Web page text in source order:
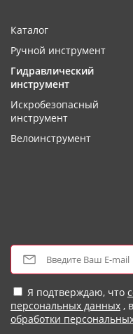
Каталог
Ручной инструмент
Гидравлический
инструмент
Искробезопасный
инструмент
Велоинструмент
Я подтверждаю, что
персональных данных ,
обработки